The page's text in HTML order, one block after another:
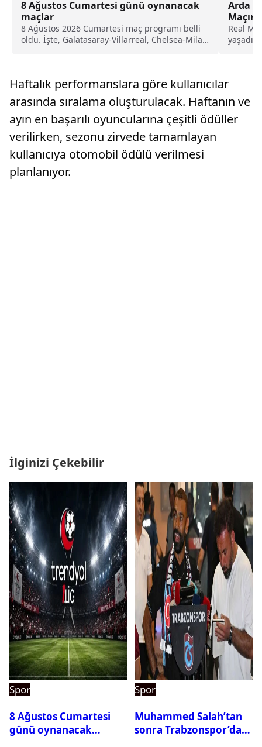
8 Ağustos Cumartesi günü oynanacak
maçlar
8 Ağustos 2026 Cumartesi maç programı belli
oldu. İşte, Galatasaray-Villarreal, Chelsea-Milan
Arda
Real
Haftalık performanslara göre kullanıcılar
arasında sıralama oluşturulacak. Haftanın ve
ayın en başarılı oyuncularına çeşitli ödüller
verilirken, sezonu zirvede tamamlayan
kullanıcıya otomobil ödülü verilmesi
planlanıyor.
İlginizi Çekebilir
Spor
8 Ağustos Cumartesi
günü oynanacak
Spor
Muhammed Salah’tan
sonra Trabzonspor’dan